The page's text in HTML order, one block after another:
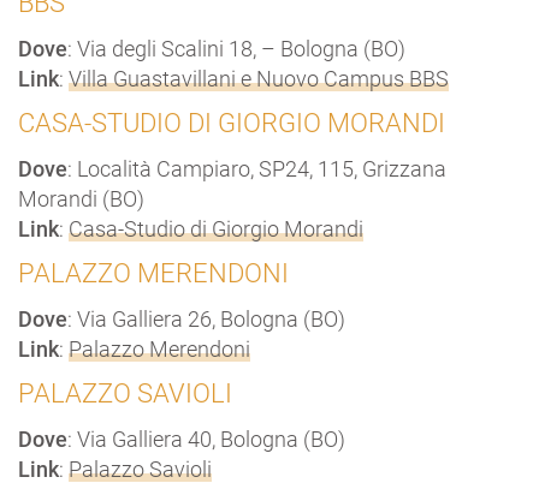
Dove: Via degli Scalini 18, – Bologna (BO)
Link: Villa Guastavillani e Nuovo Campus BBS
CASA-STUDIO DI GIORGIO MORANDI
Dove: Località Campiaro, SP24, 115, Grizzana
Morandi (BO)
Link: Casa-Studio di Giorgio Morandi
PALAZZO MERENDONI
Dove: Via Galliera 26, Bologna (BO)
Link: Palazzo Merendoni
PALAZZO SAVIOLI
Dove: Via Galliera 40, Bologna (BO)
Link: Palazzo Savioli